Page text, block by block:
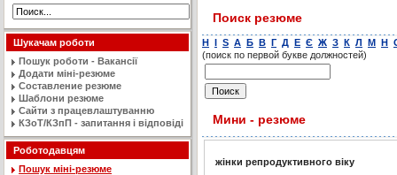
Шукачам роботи
Пошук роботи - Вакансії
Додати міні-резюме
Составление резюме
Шаблони резюме
Сайти з працевлаштуванню
КЗоТ/КЗпП - запитання і відповіді
Роботодавцям
Пошук міні-резюме
Поиск резюме
H I S А Б В Г Д Е Є Ж З К Л М Н
(поиск по первой букве должностей)
Мини - резюме
жiнки репродуктивного вiку